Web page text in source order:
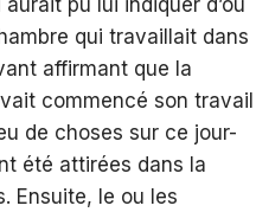
pu lui indiquer d’où
qui travaillait dans
affirmant que la
commencé son travail
de choses sur ce jour-
été attirées dans la
Ensuite, le ou les